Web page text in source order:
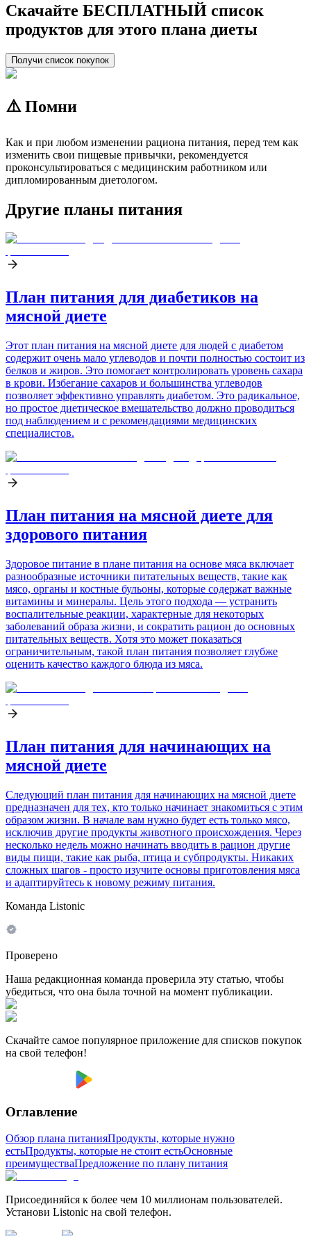
Скачайте БЕСПЛАТНЫЙ список
продуктов для этого плана диеты
Получи список покупок
⚠️ Помни
Как и при любом изменении рациона питания, перед тем как
изменить свои пищевые привычки, рекомендуется
проконсультироваться с медицинским работником или
дипломированным диетологом.
Другие планы питания
План питания для диабетиков на
мясной диете
Этот план питания на мясной диете для людей с диабетом
содержит очень мало углеводов и почти полностью состоит из
белков и жиров. Это помогает контролировать уровень сахара
в крови. Избегание сахаров и большинства углеводов
позволяет эффективно управлять диабетом. Это радикальное,
но простое диетическое вмешательство должно проводиться
под наблюдением и с рекомендациями медицинских
специалистов.
План питания на мясной диете для
здорового питания
Здоровое питание в плане питания на основе мяса включает
разнообразные источники питательных веществ, такие как
мясо, органы и костные бульоны, которые содержат важные
витамины и минералы. Цель этого подхода — устранить
воспалительные реакции, характерные для некоторых
заболеваний образа жизни, и сократить рацион до основных
питательных веществ. Хотя это может показаться
ограничительным, такой план питания позволяет глубже
оценить качество каждого блюда из мяса.
План питания для начинающих на
мясной диете
Следующий план питания для начинающих на мясной диете
предназначен для тех, кто только начинает знакомиться с этим
образом жизни. В начале вам нужно будет есть только мясо,
исключив другие продукты животного происхождения. Через
несколько недель можно начинать вводить в рацион другие
виды пищи, такие как рыба, птица и субпродукты. Никаких
сложных шагов - просто изучите основы приготовления мяса
и адаптируйтесь к новому режиму питания.
Команда Listonic
Проверено
Наша редакционная команда проверила эту статью, чтобы
убедиться, что она была точной на момент публикации.
Скачайте самое популярное приложение для списков покупок
на свой телефон!
Оглавление
Обзор плана питанияПродукты, которые нужно
естьПродукты, которые не стоит естьОсновные
преимуществаПредложение по плану питания
Присоединяйся к более чем 10 миллионам пользователей.
Установи Listonic на свой телефон.